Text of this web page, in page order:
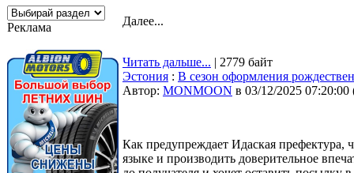
Реклама Далее...
Читать дальше... | 2779 байт
Эстония : В сезон оформления
Автор: MONMOON в 03/12/2025 07:20:00
Как предупреждает Идаская префектура,
языке и производить доверительное